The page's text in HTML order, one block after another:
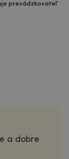
prevádzkovateľ
a dobre